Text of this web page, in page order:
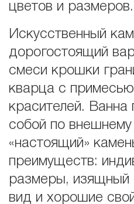
цветов и размеров.
Искусственный
дорогостоящий
смеси крошки
кварца с
красителей. Ванна
собой по внешнему
«настоящий»
преимуществ:
размеры, изящный
вид и хорошие